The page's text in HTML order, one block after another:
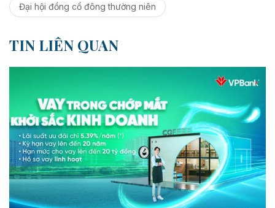
Đại hội đồng cổ đông thường niên
TIN LIÊN QUAN